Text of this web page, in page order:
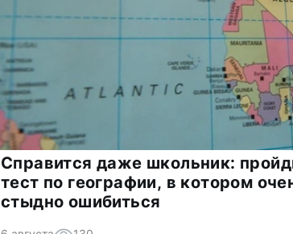
Справится даже школьник:
тест по географии, в котором
стыдно ошибиться